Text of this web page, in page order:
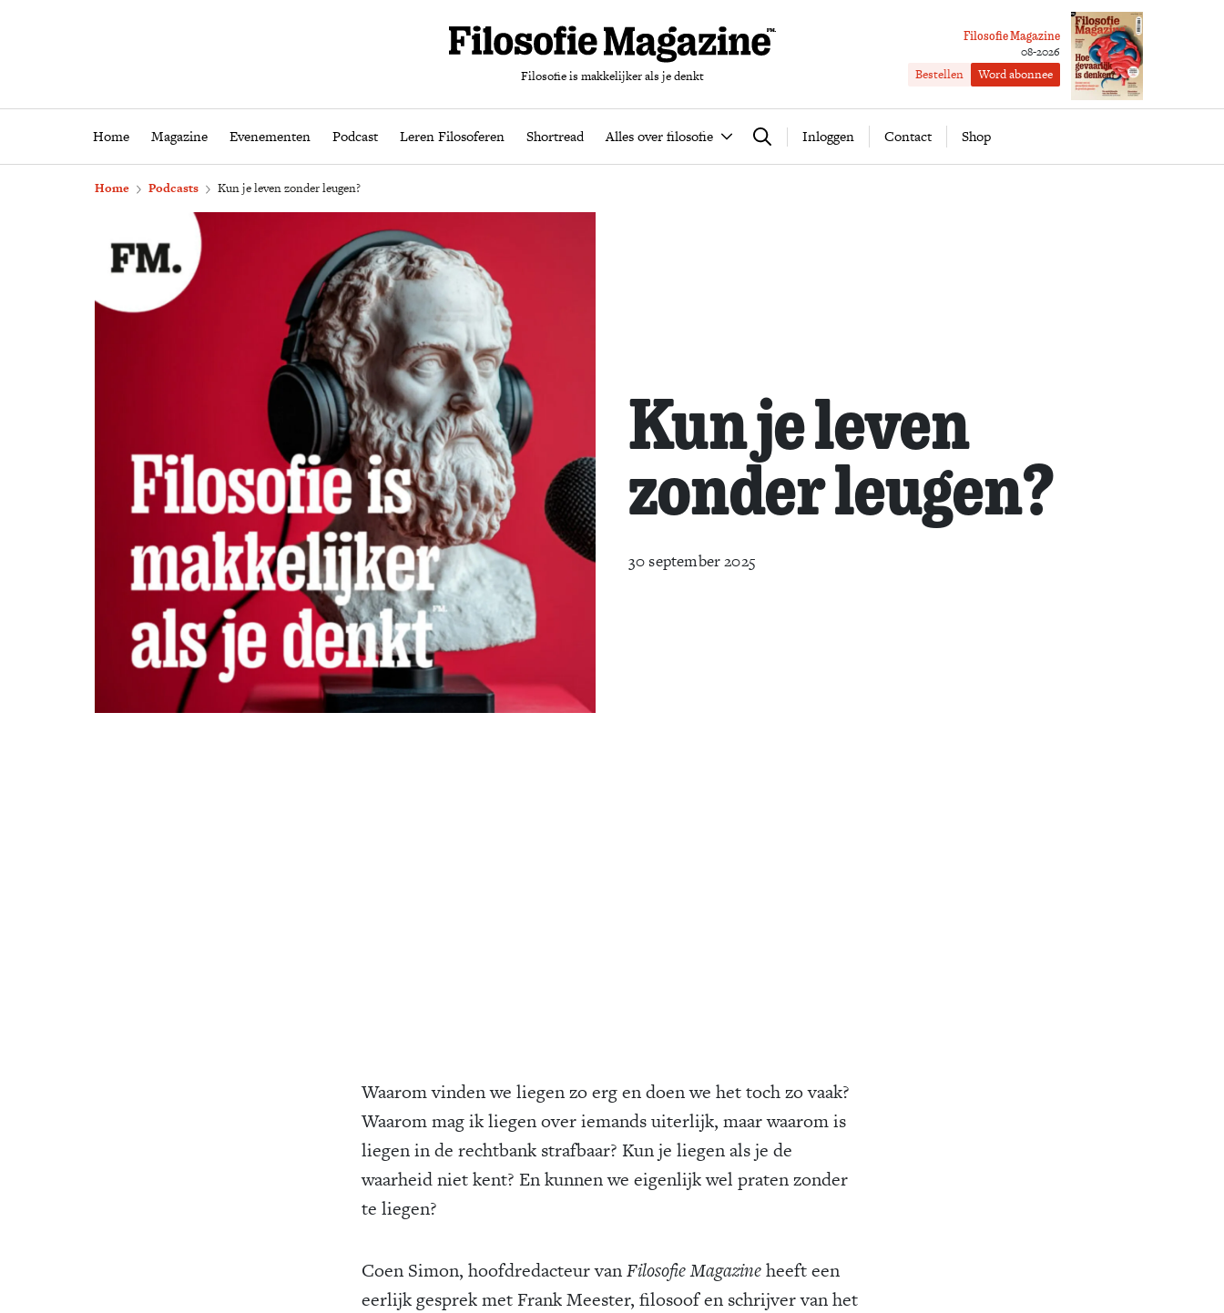
Filosofie is makkelijker als je denkt
Filosofie Magazine
08-2026
Bestellen Word abonnee
Home Magazine Evenementen Podcast Leren Filosoferen Shortread Alles over filosofie Zoeken Inloggen Contact Shop
Home Magazine Evenementen Podcast Leren Filosoferen Shortread Alles over filosofie Word abonnee
Home Podcasts Kun je leven zonder leugen?
Kun je leven
zonder leugen?
30 september 2025
Waarom vinden we liegen zo erg en doen we het toch zo vaak?
Waarom mag ik liegen over iemands uiterlijk, maar waarom is
liegen in de rechtbank strafbaar? Kun je liegen als je de
waarheid niet kent? En kunnen we eigenlijk wel praten zonder
te liegen?
Coen Simon, hoofdredacteur vanFilosofie Magazineheeft een
eerlijk gesprek met Frank Meester, filosoof en schrijver van het